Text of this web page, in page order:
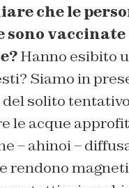
che le
sono vaccinate
Hanno esibito
Siamo in
solito
le acque
– ahinoi –
rendono